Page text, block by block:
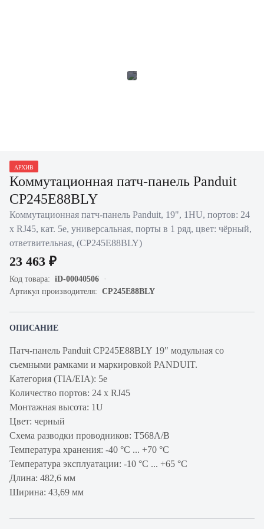
АРХИВ
Коммутационная патч-панель Panduit
CP245E88BLY
Коммутационная патч-панель Panduit, 19", 1HU, портов: 24
х RJ45, кат. 5е, универсальная, порты в 1 ряд, цвет: чёрный,
ответвительная, (CP245E88BLY)
23 463 ₽
Код товара: iD-00040506
Артикул производителя: CP245E88BLY
ОПИСАНИЕ
Патч-панель Panduit CP245E88BLY 19" модульная со
съемными рамками и маркировкой PANDUIT.
Категория (TIA/EIA): 5e
Количество портов: 24 х RJ45
Монтажная высота: 1U
Цвет: черный
Схема разводки проводников: T568A/B
Температура хранения: -40 °C ... +70 °C
Температура эксплуатации: -10 °C ... +65 °C
Длина: 482,6 мм
Ширина: 43,69 мм